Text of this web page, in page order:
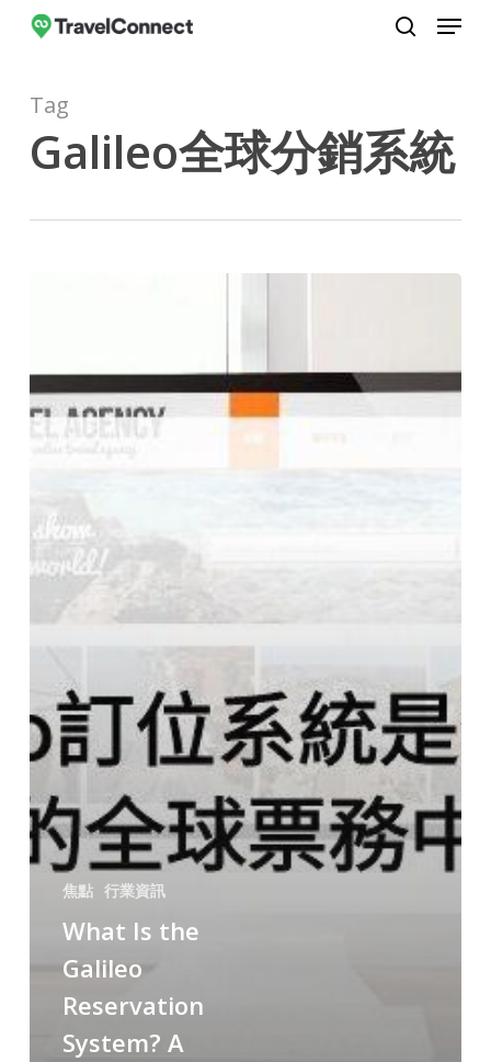
Skip
content
Menu
Tag
Galileo全球分銷系統
焦點 行業資訊
What Is the
Galileo
Reservation
System? A